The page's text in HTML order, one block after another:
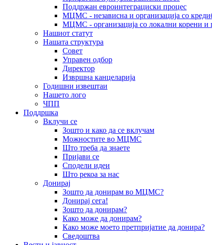
Поддржан евроинтеграциски процес
МЦМС - независна и организација со
МЦМС - организација со локални корени и
Нашиот статут
Нашата структура
Совет
Управен одбор
Директор
Извршна канцеларија
Годишни извештаи
Нашето лого
ЧПП
Поддршка
Вклучи се
Зошто и како да се вклучам
Можностите во МЦМС
Што треба да знаете
Пријави се
Сподели идеи
Што рекоа за нас
Донирај
Зошто да донирам во МЦМС?
Донирај сега!
Зошто да донирам?
Како може да донирам?
Како може моето претпријатие да донира?
Сведоштва